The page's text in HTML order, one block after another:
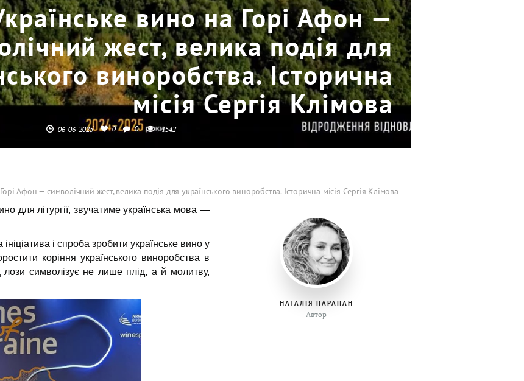
вино на Горі Афон —
жест, велика подія для
виноробства. Історична
місія Сергія Клімова
06-06-2025 0 0 1542
Афон — символічний жест, велика подія для українського виноробства. Історична місія Сергія Клімова
для літургії, звучатиме українська мова —
і спроба зробити українське вино у
коріння українського виноробства в
символізує не лише плід, а й молитву,
НАТАЛІЯ ПАРАПАН
Автор